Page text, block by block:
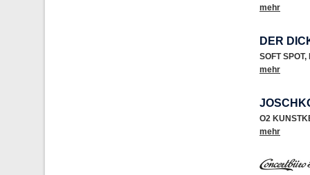
mehr
DER
SOFT SPOT,
mehr
O2
mehr